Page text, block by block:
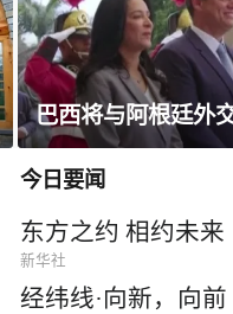
巴西将与阿根廷外
今日要闻
东方之约 相约未来
新华社
经纬线·向新，向前